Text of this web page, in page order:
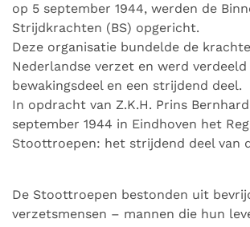
op 5 september 1944, werden de
Strijdkrachten (BS) opgericht.
Deze organisatie bundelde de
Nederlandse verzet en werd verdeeld
bewakingsdeel en een strijdend deel.
In opdracht van Z.K.H. Prins
september 1944 in Eindhoven het
Stoottroepen: het strijdend deel van
De Stoottroepen bestonden uit
verzetsmensen – mannen die hun